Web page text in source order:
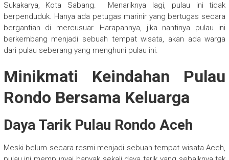
Sukakarya, Kota Sabang. Menariknya lagi, pulau ini tidak
berpenduduk. Hanya ada petugas marinir yang bertugas secara
bergantian di mercusuar. Harapannya, jika nantinya pulau ini
berkembang menjadi sebuah tempat wisata, akan ada warga
dari pulau seberang yang menghuni pulau ini.
Minikmati Keindahan Pulau
Rondo Bersama Keluarga
Daya Tarik Pulau Rondo Aceh
Meski belum secara resmi menjadi sebuah tempat wisata Aceh,